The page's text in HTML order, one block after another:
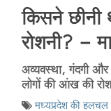
किसने छीनी
रोशनी? -
अव्यवस्था, गंदगी
लोगों की आंख की
मध्यप्रदेश की हलचल